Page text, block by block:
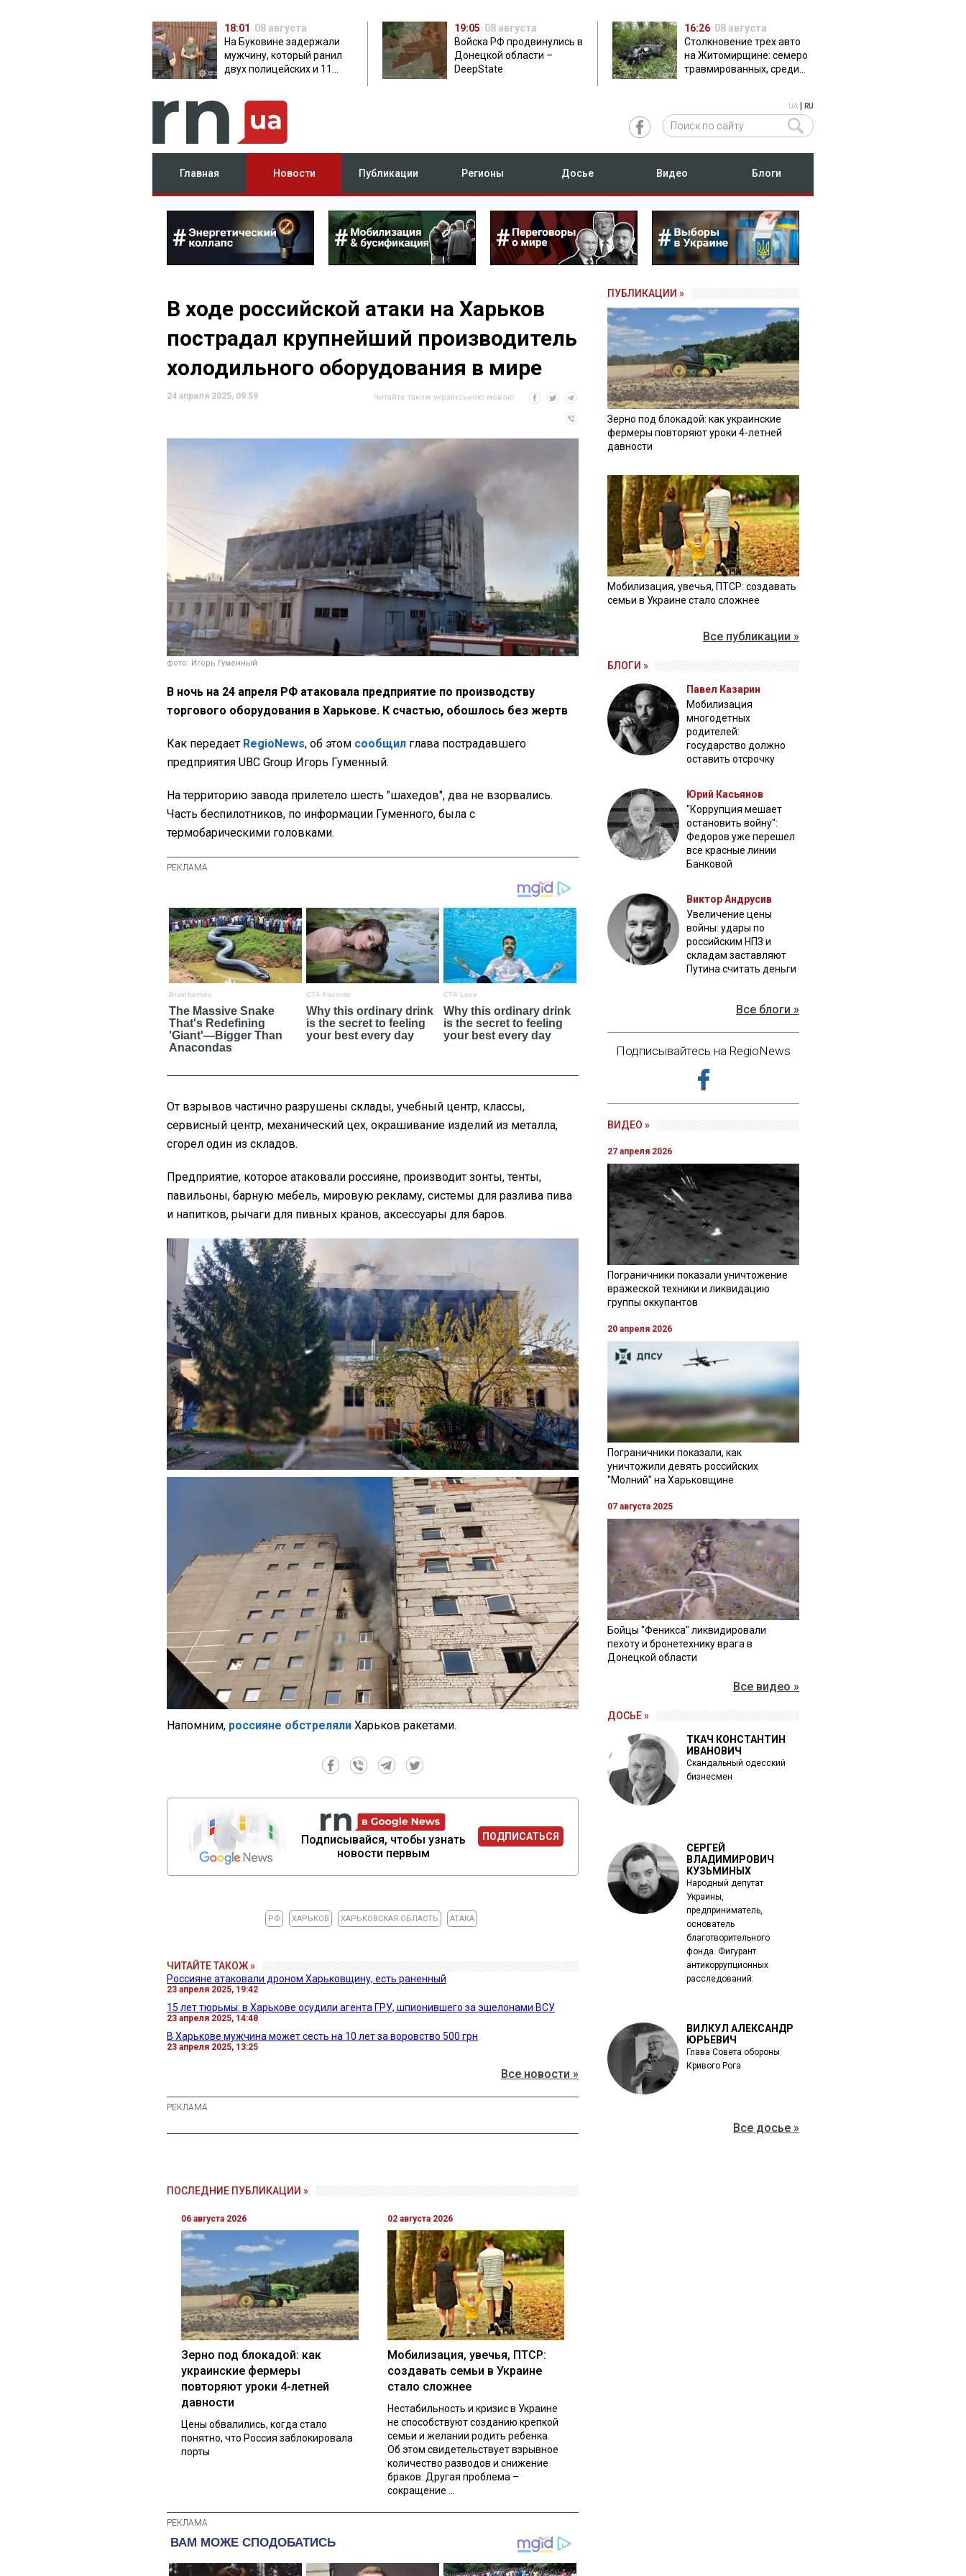
18:01 08 августа
На Буковине задержали
мужчину, который ранил
двух полицейских и 11
19:05 08 августа
Войска РФ продвинулись в
Донецкой области –
DeepState
16:26 08 августа
Столкновение трех авто
на Житомирщине: семеро
травмированных, среди
UA RU
Главная Новости Публикации Регионы Досье Видео Блоги
В ходе российской атаки на Харьков
пострадал крупнейший производитель
холодильного оборудования в мире
24 апреля 2025, 09:59 Читайте також українською мовою
фото: Игорь Гуменный
В ночь на 24 апреля РФ атаковала предприятие по производству
торгового оборудования в Харькове. К счастью, обошлось без жертв
Как передает RegioNews, об этом сообщил глава пострадавшего
предприятия UBC Group Игорь Гуменный.
На территорию завода прилетело шесть "шахедов", два не взорвались.
Часть беспилотников, по информации Гуменного, была с
термобарическими головками.
От взрывов частично разрушены склады, учебный центр, классы,
сервисный центр, механический цех, окрашивание изделий из металла,
сгорел один из складов.
Предприятие, которое атаковали россияне, производит зонты, тенты,
павильоны, барную мебель, мировую рекламу, системы для разлива пива
и напитков, рычаги для пивных кранов, аксессуары для баров.
Напомним, россияне обстреляли Харьков ракетами.
Подписывайся, чтобы узнать
новости первым
ПОДПИСАТЬСЯ
РФ ХАРЬКОВ ХАРЬКОВСКАЯ ОБЛАСТЬ АТАКА
ЧИТАЙТЕ ТАКОЖ »
Россияне атаковали дроном Харьковщину, есть раненный
23 апреля 2025, 19:42
15 лет тюрьмы: в Харькове осудили агента ГРУ, шпионившего за эшелонами ВСУ
23 апреля 2025, 14:48
В Харькове мужчина может сесть на 10 лет за воровство 500 грн
23 апреля 2025, 13:25
Все новости »
ПОСЛЕДНИЕ ПУБЛИКАЦИИ »
06 августа 2026
Зерно под блокадой: как
украинские фермеры
повторяют уроки 4-летней
давности
Цены обвалились, когда стало
понятно, что Россия заблокировала
порты
02 августа 2026
Мобилизация, увечья, ПТСР:
создавать семьи в Украине
стало сложнее
Нестабильность и кризис в Украине
не способствуют созданию крепкой
семьи и желании родить ребенка.
Об этом свидетельствует взрывное
количество разводов и снижение
браков. Другая проблема –
сокращение ...
ПУБЛИКАЦИИ »
Зерно под блокадой: как украинские
фермеры повторяют уроки 4-летней
давности
Мобилизация, увечья, ПТСР: создавать
семьи в Украине стало сложнее
Все публикации »
БЛОГИ »
Павел Казарин
Мобилизация
многодетных
родителей:
государство должно
оставить отсрочку
Юрий Касьянов
"Коррупция мешает
остановить войну":
Федоров уже перешел
все красные линии
Банковой
Виктор Андрусив
Увеличение цены
войны: удары по
российским НПЗ и
складам заставляют
Путина считать деньги
Все блоги »
Подписывайтесь на RegioNews
ВИДЕО »
27 апреля 2026
Пограничники показали уничтожение
вражеской техники и ликвидацию
группы оккупантов
20 апреля 2026
Пограничники показали, как
уничтожили девять российских
"Молний" на Харьковщине
07 августа 2025
Бойцы "Феникса" ликвидировали
пехоту и бронетехнику врага в
Донецкой области
Все видео »
ДОСЬЕ »
ТКАЧ КОНСТАНТИН
ИВАНОВИЧ
Скандальный одесский
бизнесмен
СЕРГЕЙ
ВЛАДИМИРОВИЧ
КУЗЬМИНЫХ
Народный депутат
Украины,
предприниматель,
основатель
благотворительного
фонда. Фигурант
антикоррупционных
расследований.
ВИЛКУЛ АЛЕКСАНДР
ЮРЬЕВИЧ
Глава Совета обороны
Кривого Рога
Все досье »